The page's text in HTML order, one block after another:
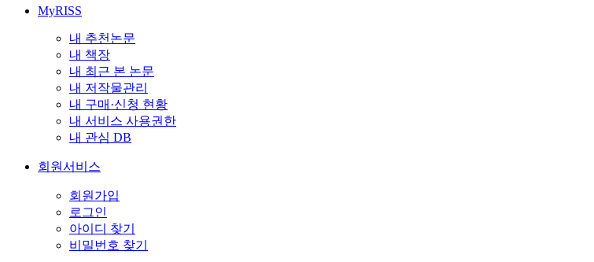
MyRISS
내 추천논문
내 책장
내 최근 본 논문
내 저작물관리
내 구매·신청 현황
내 서비스 사용권한
내 관심 DB
회원서비스
회원가입
로그인
아이디 찾기
비밀번호 찾기